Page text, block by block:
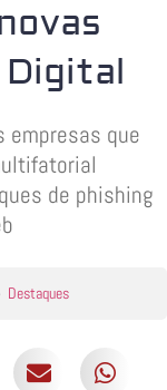
Digital
empresas que
de phishing
Destaques